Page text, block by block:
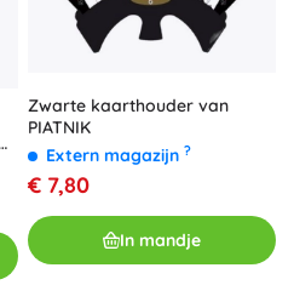
Zwarte kaarthouder van
PIATNIK
Extern magazijn ?
€ 7,80
In mandje